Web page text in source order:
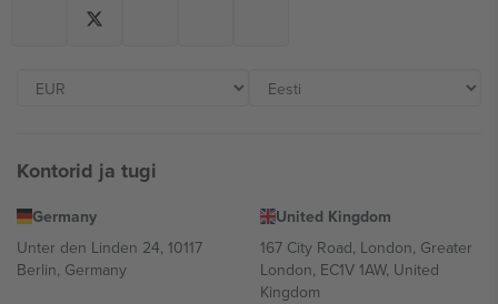
Kontorid ja tugi
Germany
Unter den Linden 24, 10117
Berlin, Germany
United Kingdom
167 City Road, London, Greater
London, EC1V 1AW, United
Kingdom